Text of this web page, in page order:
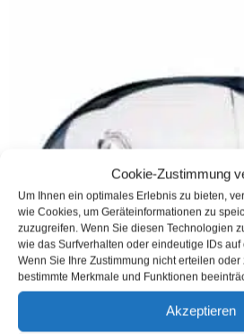
Cookie-Zustimmung
Um Ihnen ein optimales Erlebnis zu bieten,
wie Cookies, um Geräteinformationen zu
zuzugreifen. Wenn Sie diesen Technologien
wie das Surfverhalten oder eindeutige IDs
Wenn Sie Ihre Zustimmung nicht erteilen
bestimmte Merkmale und Funktionen
Akzeptieren